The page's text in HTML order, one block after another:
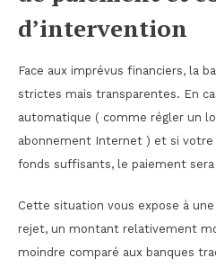
d’intervention
Face aux imprévus financiers, la
strictes mais transparentes. En
automatique ( comme régler un
abonnement Internet ) et si votre
fonds suffisants, le paiement
Cette situation vous expose à
rejet, un montant relativement
moindre comparé aux banques